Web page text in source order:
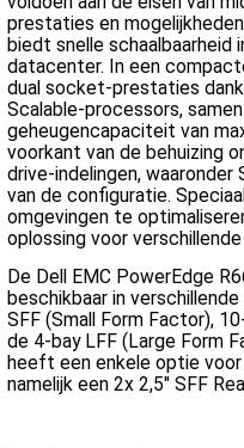
prestaties en
biedt snelle schaalbaarheid
datacenter. In een
dual socket-prestaties
Scalable-processors,
geheugencapaciteit van
voorkant van de behuizing
drive-indelingen, waaronder
van de configuratie.
omgevingen te
oplossing voor
De Dell EMC PowerEdge
beschikbaar in
SFF (Small Form Factor),
de 4-bay LFF (Large Form
heeft een enkele optie
namelijk een 2x 2,5" SFF